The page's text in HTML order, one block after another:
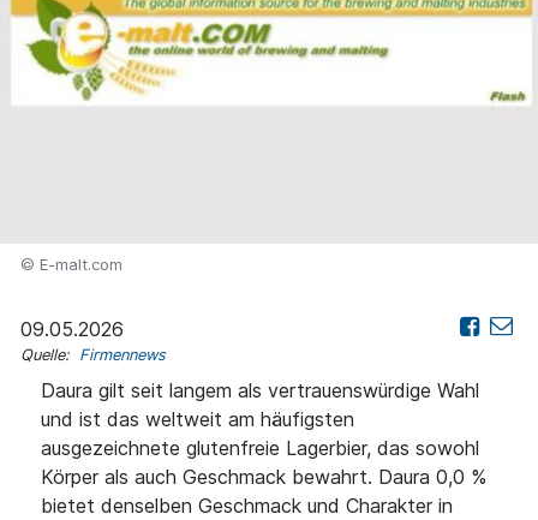
© E-malt.com
09.05.2026
Quelle: Firmennews
Daura gilt seit langem als vertrauenswürdige Wahl
und ist das weltweit am häufigsten
ausgezeichnete glutenfreie Lagerbier, das sowohl
Körper als auch Geschmack bewahrt. Daura 0,0 %
bietet denselben Geschmack und Charakter in